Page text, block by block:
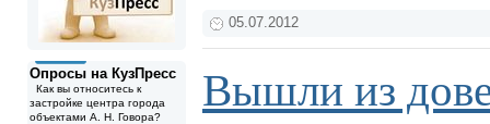
Опросы на КузПресс
Как вы относитесь к
застройке центра города
объектами А. Н. Говора?
05.07.2012
Вышли из